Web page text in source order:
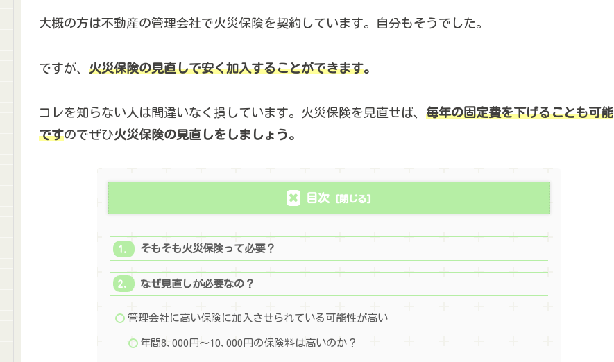
大概の方は不動産の管理会社で火災保険を契約しています。自分もそうでした。
ですが、 火災保険の見直しで安く加入することができます。
コレを知らない人は間違いなく損しています。火災保険を見直せば、 毎年の固定費を下げることも可能
ですのでぜひ火災保険の見直しをしましょう。
目次
そもそも火災保険って必要？
なぜ見直しが必要なの？
管理会社に高い保険に加入させられている可能性が高い
年間8,000円～10,000円の保険料は高いのか？